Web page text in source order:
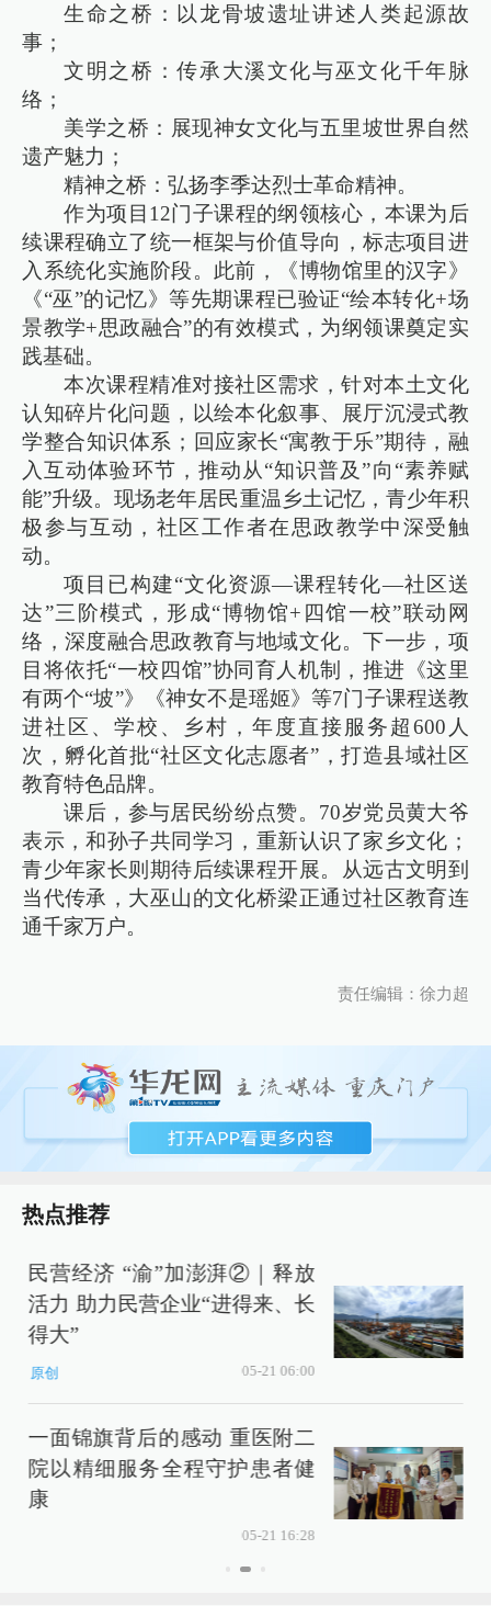
生命之桥：以龙骨坡遗址讲述人类起源故
事；
文明之桥：传承大溪文化与巫文化千年脉
络；
美学之桥：展现神女文化与五里坡世界自然
遗产魅力；
精神之桥：弘扬李季达烈士革命精神。
作为项目12门子课程的纲领核心，本课为后
续课程确立了统一框架与价值导向，标志项目进
入系统化实施阶段。此前，《博物馆里的汉字》
《“巫”的记忆》等先期课程已验证“绘本转化+场
景教学+思政融合”的有效模式，为纲领课奠定实
践基础。
本次课程精准对接社区需求，针对本土文化
认知碎片化问题，以绘本化叙事、展厅沉浸式教
学整合知识体系；回应家长“寓教于乐”期待，融
入互动体验环节，推动从“知识普及”向“素养赋
能”升级。现场老年居民重温乡土记忆，青少年积
极参与互动，社区工作者在思政教学中深受触
动。
项目已构建“文化资源—课程转化—社区送
达”三阶模式，形成“博物馆+四馆一校”联动网
络，深度融合思政教育与地域文化。下一步，项
目将依托“一校四馆”协同育人机制，推进《这里
有两个“坡”》《神女不是瑶姬》等7门子课程送教
进社区、学校、乡村，年度直接服务超600人
次，孵化首批“社区文化志愿者”，打造县域社区
教育特色品牌。
课后，参与居民纷纷点赞。70岁党员黄大爷
表示，和孙子共同学习，重新认识了家乡文化；
青少年家长则期待后续课程开展。从远古文明到
当代传承，大巫山的文化桥梁正通过社区教育连
通千家万户。
责任编辑：徐力超
热点推荐
民营经济 “渝”加澎湃②｜释放
活力 助力民营企业“进得来、长
得大”
原创 05-21 06:00
一面锦旗背后的感动 重医附二
院以精细服务全程守护患者健
康
05-21 16:28